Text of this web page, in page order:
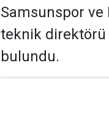
Samsunspor ve
teknik direktörü
bulundu.